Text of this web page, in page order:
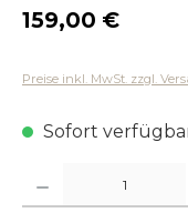
Regulärer Preis:
159,00 €
Preise inkl. MwSt. zzgl.
Sofort